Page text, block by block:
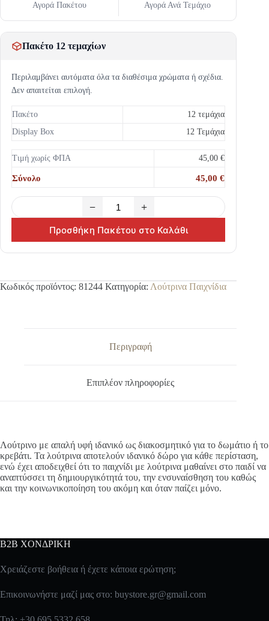
Αγορά Πακέτου Αγορά Ανά Τεμάχιο
Πακέτο 12 τεμαχίων
Περιλαμβάνει αυτόματα όλα τα διαθέσιμα χρώματα ή σχέδια.
Δεν απαιτείται επιλογή.
Πακέτο
12 τεμάχια
Display Box
12 Τεμάχια
Τιμή χωρίς ΦΠΑ 45,00 €
Σύνολο 45,00 €
− +
Προσθήκη Πακέτου στο Καλάθι
Κωδικός προϊόντος: 81244 Κατηγορία: Λούτρινα Παιχνίδια
Περιγραφή
Επιπλέον πληροφορίες
Λούτρινο με απαλή υφή ιδανικό ως διακοσμητικό για το δωμάτιο ή το
κρεβάτι. Τα λούτρινα αποτελούν ιδανικό δώρο για κάθε περίσταση,
ενώ έχει αποδειχθεί ότι το παιχνίδι με λούτρινα μαθαίνει στο παιδί να
αναπτύσσει τη δημιουργικότητά του, την ενσυναίσθηση του καθώς
και την κοινωνικοποίηση του ακόμη και όταν παίζει μόνο.
B2B ΧΟΝΔΡΙΚΗ
Χρειάζεστε βοήθεια ή έχετε κάποια ερώτηση;
Επικοινωνήστε μαζί μας στο: buystore.gr@gmail.com